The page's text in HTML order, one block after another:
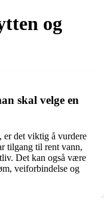
og
skal velge en
er det viktig å vurdere
tilgang til rent vann,
Det kan også være
veiforbindelse og